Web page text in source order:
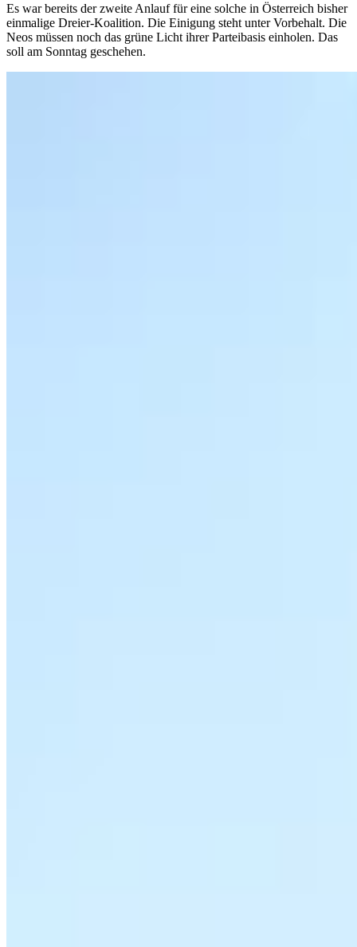
Es war bereits der zweite Anlauf für eine solche in Österreich bisher
einmalige Dreier-Koalition. Die Einigung steht unter Vorbehalt. Die
Neos müssen noch das grüne Licht ihrer Parteibasis einholen. Das
soll am Sonntag geschehen.